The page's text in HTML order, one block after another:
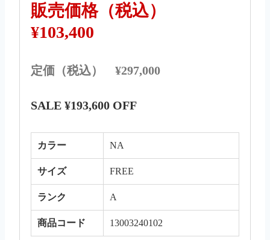
販売価格（税込）
¥103,400
定価（税込） ¥297,000
SALE ¥193,600 OFF
カラー NA
サイズ FREE
ランク A
商品コード 13003240102